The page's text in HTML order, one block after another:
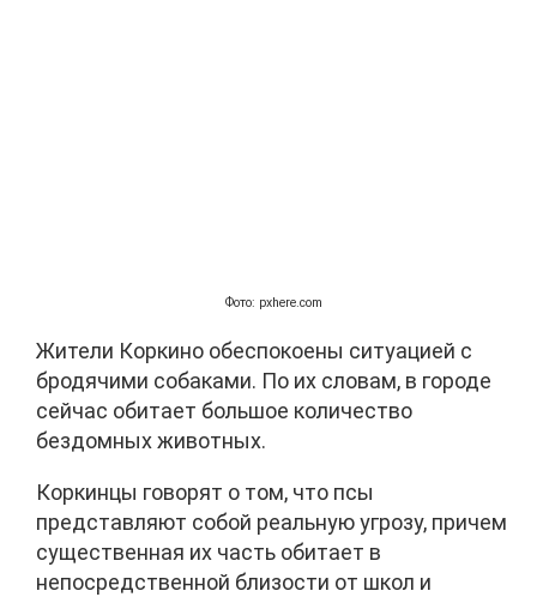
Фото: pxhere.com
Жители Коркино обеспокоены ситуацией с
бродячими собаками. По их словам, в городе
сейчас обитает большое количество
бездомных животных.
Коркинцы говорят о том, что псы
представляют собой реальную угрозу, причем
существенная их часть обитает в
непосредственной близости от школ и